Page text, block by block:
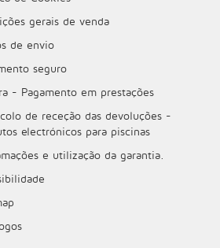
gerais de venda
de envio
seguro
- Pagamento em prestações
de receção das devoluções -
electrónicos para piscinas
e utilização da garantia.